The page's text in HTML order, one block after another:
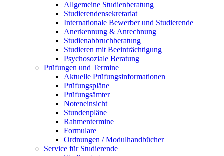
Allgemeine Studienberatung
Studierendensekretariat
Internationale Bewerber und Studierende
Anerkennung & Anrechnung
Studienabbruchberatung
Studieren mit Beeinträchtigung
Psychosoziale Beratung
Prüfungen und Termine
Aktuelle Prüfungsinformationen
Prüfungspläne
Prüfungsämter
Noteneinsicht
Stundenpläne
Rahmentermine
Formulare
Ordnungen / Modulhandbücher
Service für Studierende